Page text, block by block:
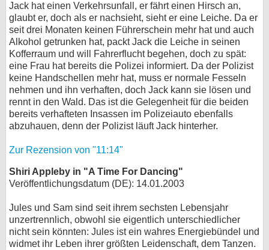
Jack hat einen Verkehrsunfall, er fährt einen Hirsch an,
glaubt er, doch als er nachsieht, sieht er eine Leiche. Da er
seit drei Monaten keinen Führerschein mehr hat und auch
Alkohol getrunken hat, packt Jack die Leiche in seinen
Kofferraum und will Fahrerflucht begehen, doch zu spät:
eine Frau hat bereits die Polizei informiert. Da der Polizist
keine Handschellen mehr hat, muss er normale Fesseln
nehmen und ihn verhaften, doch Jack kann sie lösen und
rennt in den Wald. Das ist die Gelegenheit für die beiden
bereits verhafteten Insassen im Polizeiauto ebenfalls
abzuhauen, denn der Polizist läuft Jack hinterher.
Zur Rezension von "11:14"
Shiri Appleby in "A Time For Dancing"
Veröffentlichungsdatum (DE): 14.01.2003
Jules und Sam sind seit ihrem sechsten Lebensjahr
unzertrennlich, obwohl sie eigentlich unterschiedlicher
nicht sein könnten: Jules ist ein wahres Energiebündel und
widmet ihr Leben ihrer größten Leidenschaft, dem Tanzen.